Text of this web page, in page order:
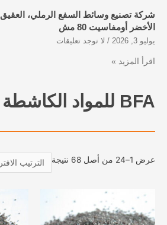
شركة تصنيع وسائط السفع الرملي، العقيق
الأخضر أومفاسيت 80 مش
يوليو 3, 2026 لا توجد تعليقات
اقرأ المزيد »
BFA للمواد الكاشطة
عرض 1–24 من أصل 68 نتيجة